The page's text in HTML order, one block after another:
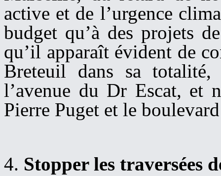
active et de l’urgence
budget qu’à des projets
qu’il apparaît évident de
Breteuil dans sa
l’avenue du Dr Escat, et
Pierre Puget et le
4. Stopper les traversées